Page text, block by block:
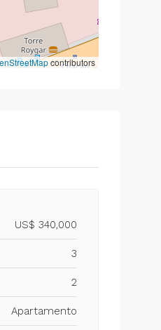
contributors
US$ 340,000
3
2
Apartamento